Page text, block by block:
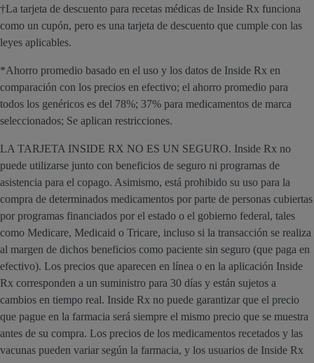
†La tarjeta de descuento para recetas médicas de Inside Rx funciona
como un cupón, pero es una tarjeta de descuento que cumple con las
leyes aplicables.
*Ahorro promedio basado en el uso y los datos de Inside Rx en
comparación con los precios en efectivo; el ahorro promedio para
todos los genéricos es del 78%; 37% para medicamentos de marca
seleccionados; Se aplican restricciones.
LA TARJETA INSIDE RX NO ES UN SEGURO. Inside Rx no
puede utilizarse junto con beneficios de seguro ni programas de
asistencia para el copago. Asimismo, está prohibido su uso para la
compra de determinados medicamentos por parte de personas cubiertas
por programas financiados por el estado o el gobierno federal, tales
como Medicare, Medicaid o Tricare, incluso si la transacción se realiza
al margen de dichos beneficios como paciente sin seguro (que paga en
efectivo). Los precios que aparecen en línea o en la aplicación Inside
Rx corresponden a un suministro para 30 días y están sujetos a
cambios en tiempo real. Inside Rx no puede garantizar que el precio
que pague en la farmacia será siempre el mismo precio que se muestra
antes de su compra. Los precios de los medicamentos recetados y las
vacunas pueden variar según la farmacia, y los usuarios de Inside Rx